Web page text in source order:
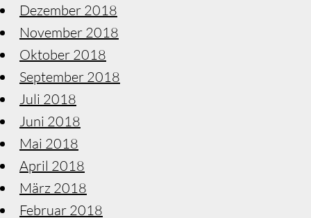
Dezember 2018
November 2018
Oktober 2018
September 2018
Juli 2018
Juni 2018
Mai 2018
April 2018
März 2018
Februar 2018